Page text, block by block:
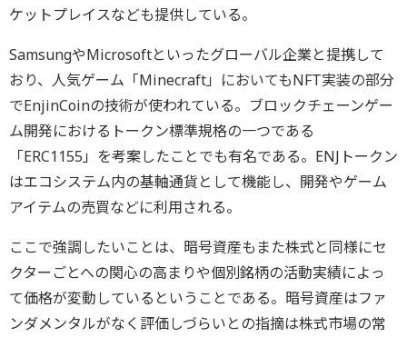
ケットプレイスなども提供している。
SamsungやMicrosoftといったグローバル企業と提携して
おり、人気ゲーム「Minecraft」においてもNFT実装の部分
でEnjinCoinの技術が使われている。ブロックチェーンゲー
ム開発におけるトークン標準規格の一つである
「ERC1155」を考案したことでも有名である。ENJトークン
はエコシステム内の基軸通貨として機能し、開発やゲーム
アイテムの売買などに利用される。
ここで強調したいことは、暗号資産もまた株式と同様にセ
クターごとへの関心の高まりや個別銘柄の活動実績によっ
て価格が変動しているということである。暗号資産はファ
ンダメンタルがなく評価しづらいとの指摘は株式市場の常